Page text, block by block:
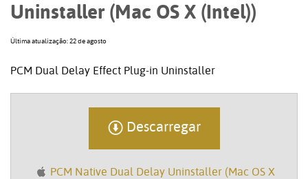
formação
Uninstaller (Mac OS X (Intel))
Última atualização: 22 de agosto
PCM Dual Delay Effect Plug-in Uninstaller
Descarregar
PCM Native Dual Delay Uninstaller (Mac OS X